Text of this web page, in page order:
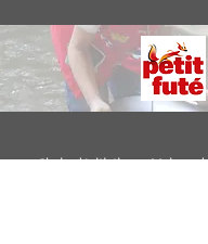
Chalard Initiatives - Maison